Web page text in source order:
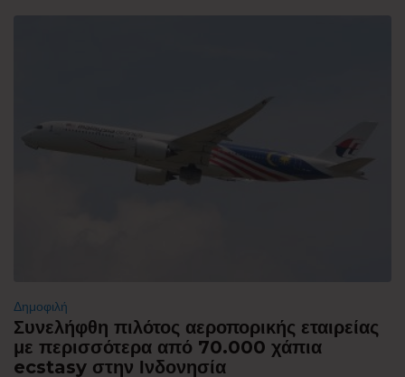
Δημοφιλή
Συνελήφθη πιλότος αεροπορικής εταιρείας
με περισσότερα από 70.000 χάπια
ecstasy στην Ινδονησία